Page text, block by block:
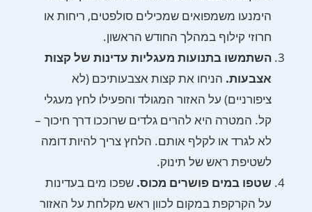
הימנעו משמפואים שמכילים סולפטים, ריחות או
חרוזי קילוף במהלך החודש הראשון.
השתמשו בתנועות מעגליות עדינות של קצות
אצבעות. הניחו את קצות אצבעותיכם (לא
ציפורניים) על האזור המגולד והפעילו לחץ מעגלי
קל. המטרה היא להרים גלדים שרוככו דרך חיכוך –
לא לגרד או לקלף אותם. הלחץ צריך להיות דומה
לשטיפת ראש של תינוק.
שטפו במים פושרים מכוס. שפכו מים בעדינות
על הקרקפת במקום לכוון ראש מקלחת על האזור